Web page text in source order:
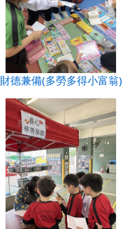
財德兼備(多勞多得小富翁)